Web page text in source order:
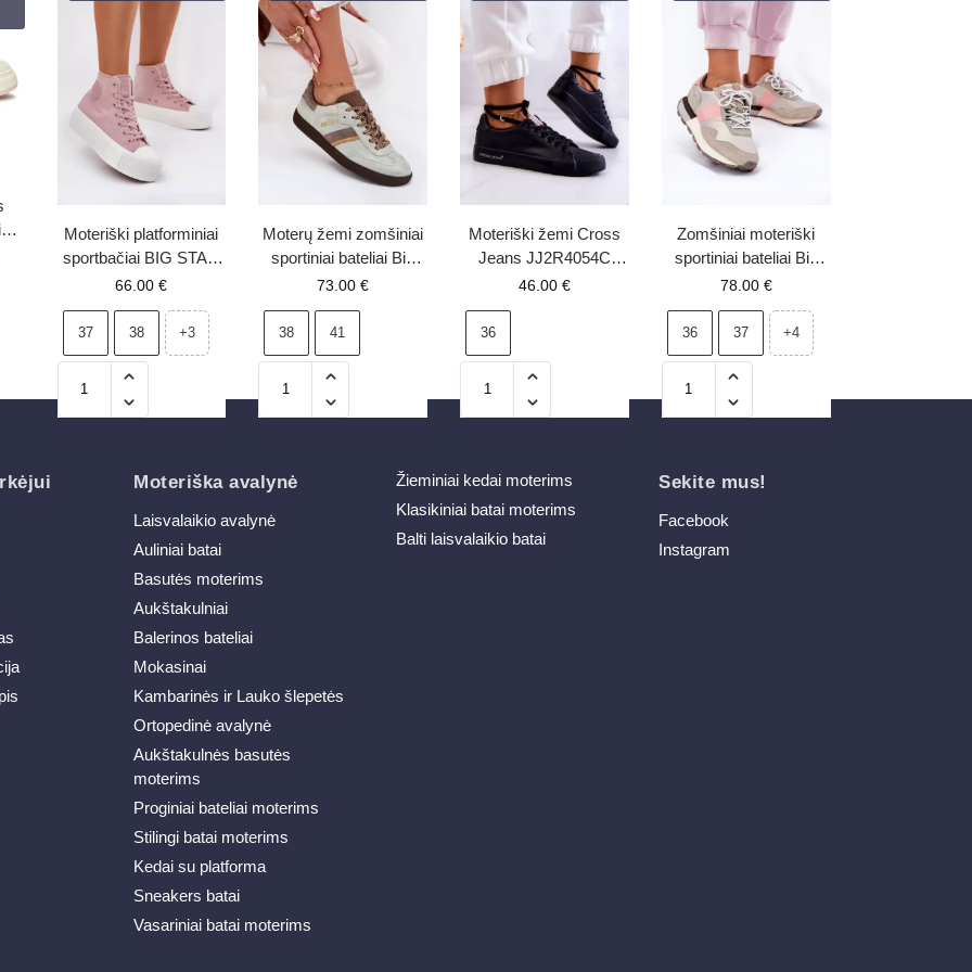
Moteriški platforminiai
sportbačiai BIG STAR
RR274739 rožinės
66.00€
37 38 +3
Moterų žemi zomšiniai
sportiniai bateliai Big
Star SS274678 HI-
Mėtiniai
73.00€
38 41
Moteriški žemi Cross
Jeans JJ2R4054C
kedai, juodi
46.00€
36
Zomšiniai moteriški
sportiniai bateliai Big
Star RR274243 HI-
rožiniai
78.00 €
36 37 +4
Moteriška avalynė
Laisvalaikio avalynė
Auliniai batai
Basutės moterims
Aukštakulniai
Balerinos bateliai
Mokasinai
Kambarinės ir Lauko šlepetės
Ortopedinė avalynė
Aukštakulnės basutės
moterims
Proginiai bateliai moterims
Stilingi batai moterims
Kedai su platforma
Sneakers batai
Vasariniai batai moterims
Žieminiai kedai moterims
Klasikiniai batai moterims
Balti laisvalaikio batai
Sekite mus!
Facebook
Instagram